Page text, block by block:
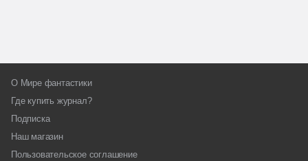
О Мире фантастики
Где купить журнал?
Подписка
Наш магазин
Пользовательское соглашение